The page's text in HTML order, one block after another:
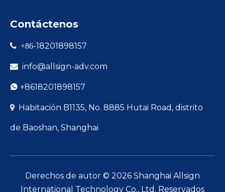
Contáctenos
 +86-18201898157
 info@allsign-adv.com
 +8618201898157
 Habitación B1135, No. 8885 Hutai Road, distrito
de Baoshan, Shanghai
Derechos de autor © 2026 Shanghai Allsign
International Technology Co., Ltd. Reservados